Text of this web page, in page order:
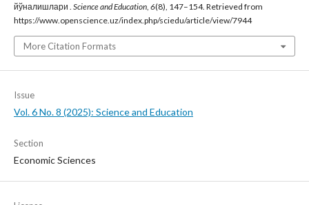
йўналишлари . Science and Education, 6(8), 147–154. Retrieved from
https://www.openscience.uz/index.php/sciedu/article/view/7944
More Citation Formats
Issue
Vol. 6 No. 8 (2025): Science and Education
Section
Economic Sciences